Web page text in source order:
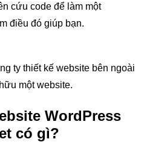
cứu code để làm một
điều đó giúp bạn.
ty thiết kế website bên ngoài
một website.
WordPress
có gì?